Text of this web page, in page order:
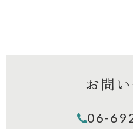
お問
06-